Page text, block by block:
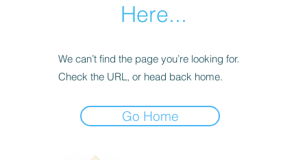
Here...
We can’t find the page you’re looking for.
Check the URL, or head back home.
Go Home